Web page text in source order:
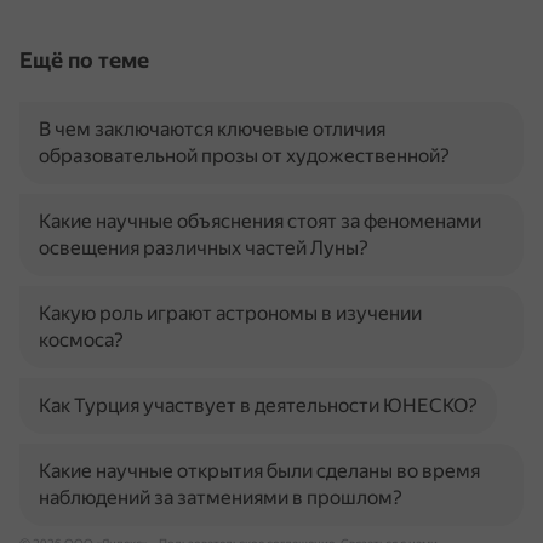
Ещё по теме
В чем заключаются ключевые отличия
образовательной прозы от художественной?
Какие научные объяснения стоят за феноменами
освещения различных частей Луны?
Какую роль играют астрономы в изучении
космоса?
Как Турция участвует в деятельности ЮНЕСКО?
Какие научные открытия были сделаны во время
наблюдений за затмениями в прошлом?